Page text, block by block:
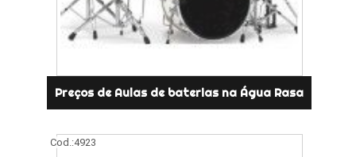
Preços de Aulas de baterias na Água Rasa
Cod.:4923